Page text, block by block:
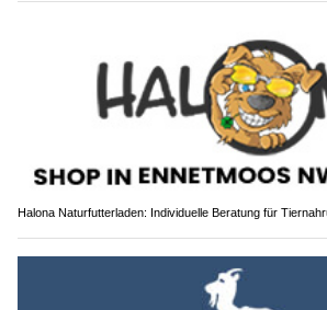
Halona Naturfutterladen: Individuelle Beratung für